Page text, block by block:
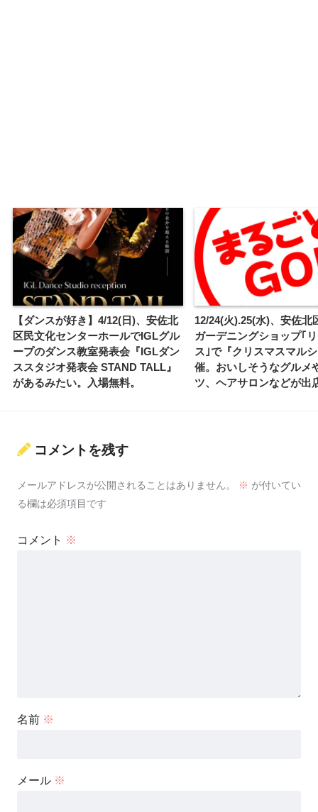
【ダンスが好き】4/12(日)、安佐北
区民文化センターホールでIGLグル
ープのダンス教室発表会『IGLダン
ススタジオ発表会 STAND TALL』
があるみたい。入場無料。
12/24(火).25(水)、安佐北
ガーデニングショップ｢
ス｣で『クリスマスマル
催。おいしそうなグルメ
ツ、ヘアサロンなどが出
コメントを残す
メールアドレスが公開されることはありません。 ※ が付いてい
る欄は必須項目です
コメント ※
名前 ※
メール ※